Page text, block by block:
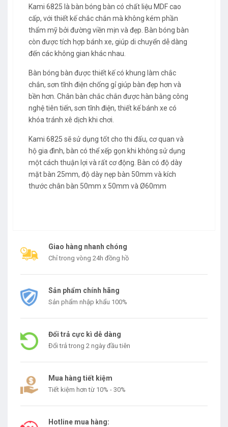
Kami 6825 là bàn bóng bàn có chất liệu MDF cao
cấp, với thiết kế chắc chắn mà không kém phần
thẩm mỹ bởi đường viền mịn và đẹp. Bàn bóng bàn
còn được tích hợp bánh xe, giúp di chuyển dễ dàng
đến các không gian khác nhau.
Bàn bóng bàn được thiết kế có khung làm chắc
chắn, sơn tĩnh điện chống gỉ giúp bàn đẹp hơn và
bền hơn. Chân bàn chắc chắn được hàn bằng công
nghệ tiên tiến, sơn tĩnh điện, thiết kế bánh xe có
khóa tránh xê dịch khi chơi.
Kami 6825 sẽ sử dụng tốt cho thi đấu, cơ quan và
hộ gia đình, bàn có thể xếp gọn khi không sử dụng
một cách thuận lợi và rất cơ động. Bàn có độ dày
mặt bàn 25mm, độ dày nẹp bàn 50mm và kích
thước chân bàn 50mm x 50mm và Ø60mm
Giao hàng nhanh chóng
Chỉ trong vòng 24h đồng hồ
Sản phẩm chính hãng
Sản phẩm nhập khẩu 100%
Đổi trả cực kì dễ dàng
Đổi trả trong 2 ngày đầu tiên
Mua hàng tiết kiệm
Tiết kiệm hơn từ 10% - 30%
Hotline mua hàng: